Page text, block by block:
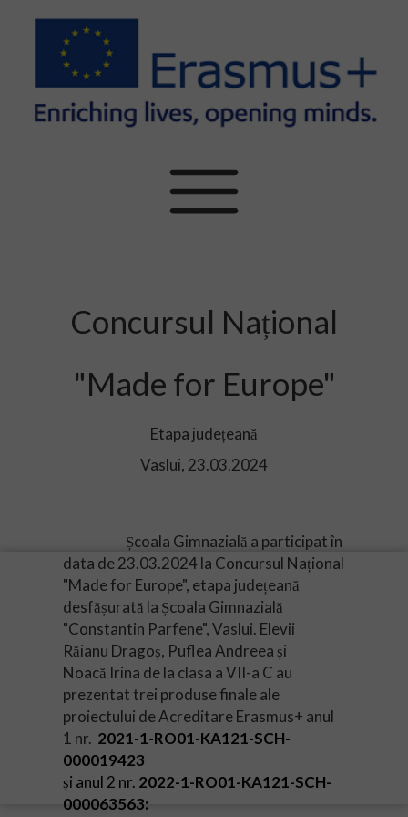
Concursul Național
"Made for Europe"
Etapa județeană
Vaslui, 23.03.2024
Școala Gimnazială a participat în
data de 23.03.2024 la Concursul Național
"Made for Europe", etapa județeană
desfășurată la Școala Gimnazială
"Constantin Parfene", Vaslui. Elevii
Răianu Dragoș, Puflea Andreea și
Noacă Irina de la clasa a VII-a C au
prezentat trei produse finale ale
proiectului de Acreditare Erasmus+ anul
1 nr. 2021-1-RO01-KA121-SCH-
000019423
și anul 2 nr. 2022-1-RO01-KA121-SCH-
000063563: